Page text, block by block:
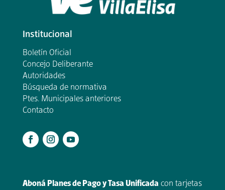
Institucional
Boletín Oficial
Concejo Deliberante
Autoridades
Búsqueda de normativa
Ptes. Municipales anteriores
Contacto
Aboná Planes de Pago y Tasa Unificada con tarjetas